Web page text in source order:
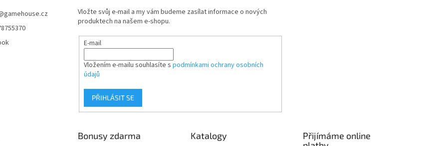
y
v
i
s
u
gamehouse.cz
Vložte svůj e-mail a my vám budeme zasílat informace o nových
produktech na našem e-shopu.
E-mail
Vložením e-mailu souhlasíte s podmínkami ochrany osobních
údajů
PŘIHLÁSIT SE
Bonusy zdarma Katalogy
Přijímáme online